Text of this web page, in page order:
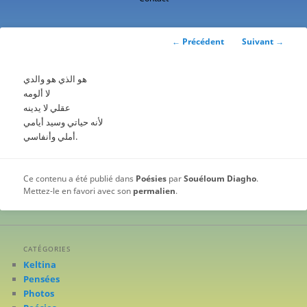
Navigation
← Précédent Suivant →
هو الذي هو والدي
لا ألومه
عقلي لا يدينه
لأنه حياتي وسيد أيامي
أملي وأنفاسي.
Ce contenu a été publié dans Poésies parSouéloum Diagho.
Mettez-le en favori avec son permalien.
CATÉGORIES
Keltina
Pensées
Photos